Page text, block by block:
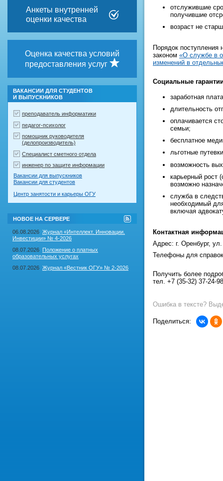
Анкеты внутренней
оценки качества
Оценка качества условий
предоставления услуг
ВАКАНСИИ ДЛЯ СТУДЕНТОВ
И ВЫПУСКНИКОВ
преподаватель информатики
педагог-психолог
помощник руководителя
(делопроизводитель)
Специалист сметного отдела
инженер по защите информации
Вакансии для выпускников
Вакансии для студентов
Центр занятости и карьеры ОГУ
НОВОЕ НА СЕРВЕРЕ
RSS-
лента
на
06.08.2026 Журнал «Интеллект. Инновации.
Инвестиции» № 4-2026
08.07.2026 Положение о платных
образовательных услугах
08.07.2026 Журнал «Вестник ОГУ» № 2-2026
отслужившие
получившие
возраст не
Порядок
законом «О службе в
изменений в
Социальные
заработная
длительность
оплачивается
семьи;
бесплатное
льготные
возможность
карьерный рост
возможно
служба в
необходимый
включая
Контактная
Адрес: г. Оренбург,
Телефоны для
Получить более
тел. +7 (35-32) 37-24-
Ошибка в тексте?
Поделиться: